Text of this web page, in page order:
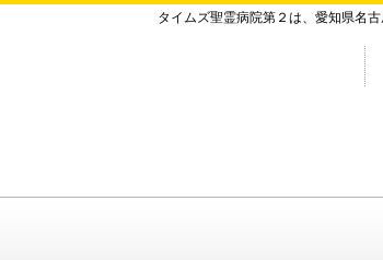
タイムズ聖霊病院第２は、愛知県名